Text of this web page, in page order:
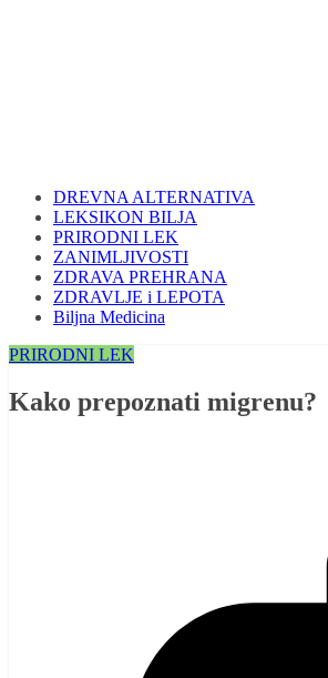
DREVNA ALTERNATIVA
LEKSIKON BILJA
PRIRODNI LEK
ZANIMLJIVOSTI
ZDRAVA PREHRANA
ZDRAVLJE i LEPOTA
Biljna Medicina
PRIRODNI LEK
Kako prepoznati migrenu?